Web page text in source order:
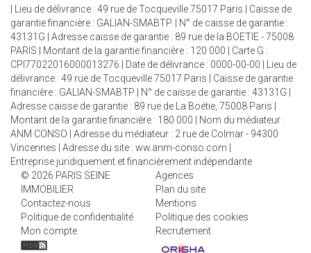
| Lieu de délivrance : 49 rue de Tocqueville 75017 Paris | Caisse de
garantie financière : GALIAN-SMABTP. | N° de caisse de garantie :
43131G | Adresse caisse de garantie : 89 rue de la BOETIE - 75008
PARIS | Montant de la garantie financière : 120 000 | Carte G :
CPI77022016000013276 | Date de délivrance : 0000-00-00 | Lieu de
délivrance : 49 rue de Tocqueville 75017 Paris | Caisse de garantie
financière : GALIAN-SMABTP | N° de caisse de garantie : 43131G |
Adresse caisse de garantie : 89 rue de La Boétie, 75008 Paris |
Montant de la garantie financière : 180 000 | Nom du médiateur :
ANM CONSO | Adresse du médiateur : 2 rue de Colmar - 94300
Vincennes | Adresse du site : ww.anm-conso.com
Entreprise juridiquement et financièrement indépendante
© 2026 PARIS SEINE
IMMOBILIER
Agences
Plan du site
Contactez-nous
Mentions
Politique de confidentialité
Politique des cookies
Mon compte
Recrutement